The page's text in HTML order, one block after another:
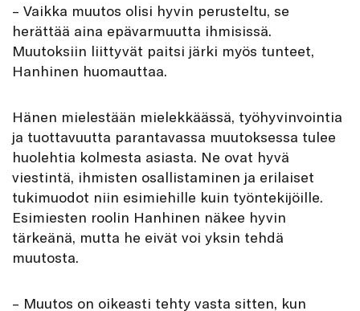
– Vaikka muutos olisi hyvin perusteltu, se
herättää aina epävarmuutta ihmisissä.
Muutoksiin liittyvät paitsi järki myös tunteet,
Hanhinen huomauttaa.
Hänen mielestään mielekkäässä, työhyvinvointia
ja tuottavuutta parantavassa muutoksessa tulee
huolehtia kolmesta asiasta. Ne ovat hyvä
viestintä, ihmisten osallistaminen ja erilaiset
tukimuodot niin esimiehille kuin työntekijöille.
Esimiesten roolin Hanhinen näkee hyvin
tärkeänä, mutta he eivät voi yksin tehdä
muutosta.
– Muutos on oikeasti tehty vasta sitten, kun